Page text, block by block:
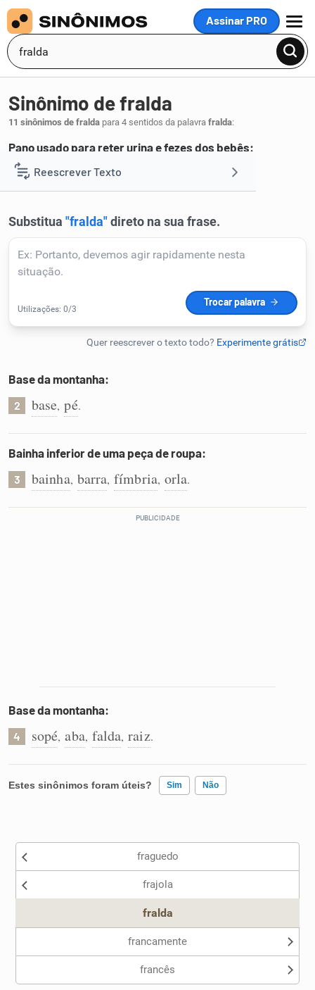
Assinar PRO
MENU
Reescrever Texto
Corrigir Texto
Humanizador de IA
Cata-letras
Conexões
Caça-palavras
Sinônimo de fralda
11 sinônimos de fralda para 4 sentidos da palavra fralda:
Pano usado para reter urina e fezes dos bebês:
1 cueiro.
Base da montanha:
2 base, pé.
Bainha inferior de uma peça de roupa:
3 bainha, barra, fímbria, orla.
Base da montanha:
4 sopé, aba, falda, raiz.
Estes sinônimos foram úteis? Sim Não
Nenhum dos sinônimos apresentados me ajudou
fraguedo
frajola
fralda
francamente
francês